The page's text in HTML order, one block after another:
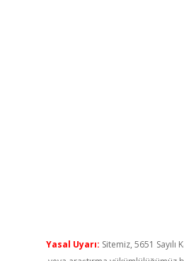
Yasal Uyarı: Sitemiz, 5651